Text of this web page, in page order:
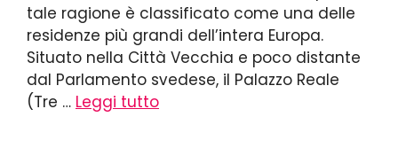
tale ragione è classificato come una delle
residenze più grandi dell’intera Europa.
Situato nella Città Vecchia e poco distante
dal Parlamento svedese, il Palazzo Reale
(Tre … Leggi tutto